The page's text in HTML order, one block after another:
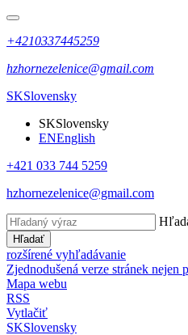
+4210337445259
hzhornezelenice@gmail.com
SKSlovensky
SKSlovensky
ENEnglish
+421 033 744 5259
hzhornezelenice@gmail.com
Hľadať
rozšírené vyhľadávanie
Zjednodušená verze stránek nejen
Mapa webu
RSS
Vytlačiť
SKSlovensky